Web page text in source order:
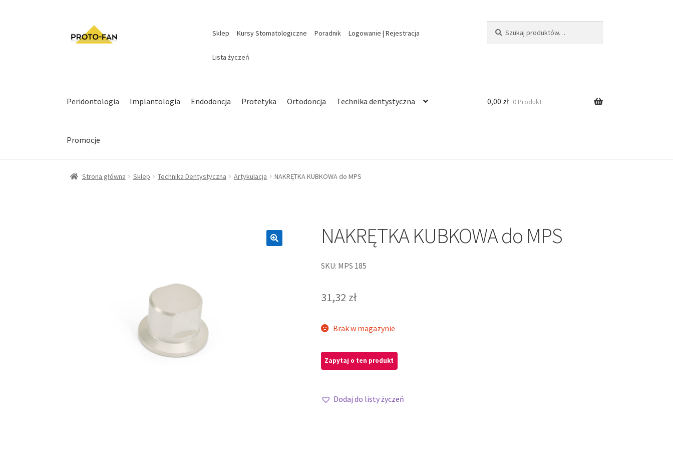
Sklep Kursy Stomatologiczne Poradnik Logowanie | Rejestracja
Lista życzeń
Peridontologia Implantologia Endodoncja Protetyka Ortodoncja Technika dentystyczna
Promocje
0,00 zł 0 Produkt
Strona główna Sklep Technika Dentystyczna Artykulacja NAKRĘTKA KUBKOWA do MPS
NAKRĘTKA KUBKOWA do MPS
SKU: MPS 185
31,32 zł
Brak w magazynie
Dodaj do listy życzeń